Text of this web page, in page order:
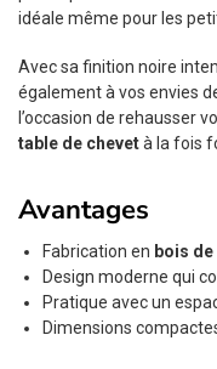
idéale même pour les
Avec sa finition noire
également à vos envies
l’occasion de rehausser
table de chevetà la fois
Avantages
Fabrication en bois
Design moderne qui
Pratique avec un
Dimensions